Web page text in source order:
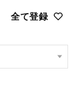
全て登録